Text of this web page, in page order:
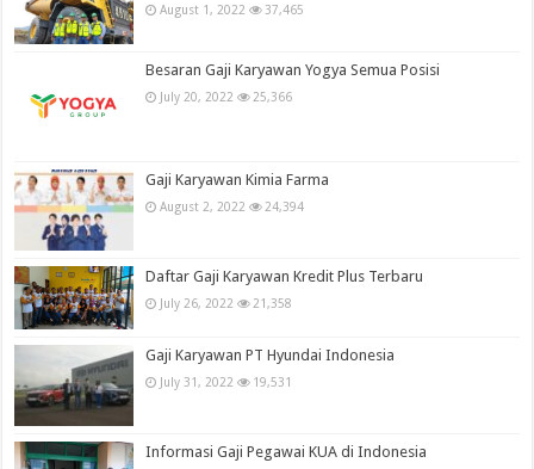
August 1, 2022 37,465
Besaran Gaji Karyawan Yogya Semua Posisi
July 20, 2022 25,366
Gaji Karyawan Kimia Farma
August 2, 2022 24,394
Daftar Gaji Karyawan Kredit Plus Terbaru
July 26, 2022 21,358
Gaji Karyawan PT Hyundai Indonesia
July 31, 2022 19,531
Informasi Gaji Pegawai KUA di Indonesia